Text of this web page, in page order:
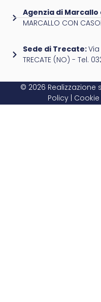
Agenzia di Marcallo
MARCALLO CON
Sede di Trecate:
TRECATE (NO) - Tel.
© 2026 Realizzazione
Policy|